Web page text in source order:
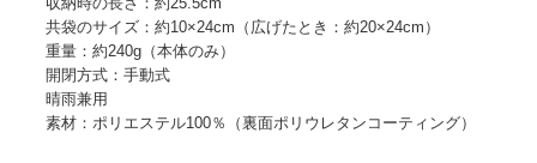
共袋のサイズ：約10×24cm（広げたとき：約20×24cm）
重量：約240g（本体のみ）
開閉方式：手動式
晴雨兼用
素材：ポリエステル100％（裏面ポリウレタンコーティング）